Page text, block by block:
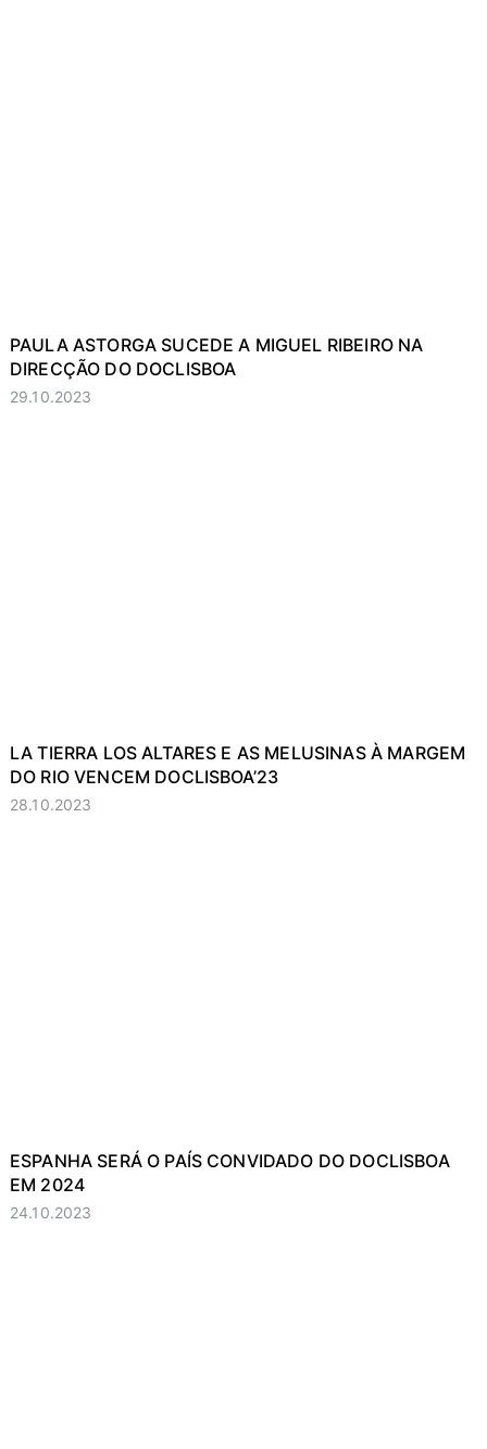
PAULA ASTORGA SUCEDE A MIGUEL RIBEIRO NA
DIRECÇÃO DO DOCLISBOA
29.10.2023
LA TIERRA LOS ALTARES E AS MELUSINAS À MARGEM
DO RIO VENCEM DOCLISBOA’23
28.10.2023
ESPANHA SERÁ O PAÍS CONVIDADO DO DOCLISBOA
EM 2024
24.10.2023